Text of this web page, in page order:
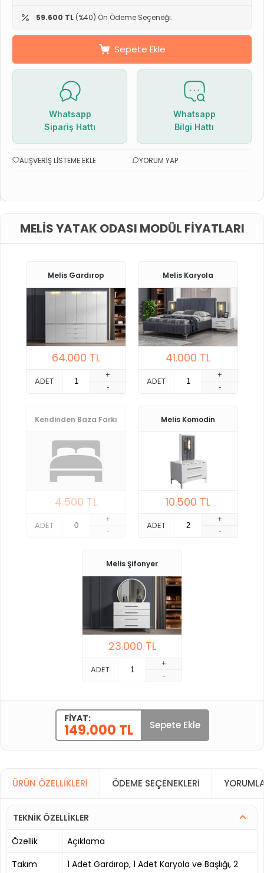
59.600 TL (%40) Ön Ödeme Seçeneği.
Sepete Ekle
Whatsapp
Sipariş Hattı
Whatsapp
Bilgi Hattı
ALIŞVERIŞ LISTEME EKLE YORUM YAP
MELIS YATAK ODASI MODÜL FIYATLARI
Melis Gardırop
64.000 TL
ADET
+
-
Melis Karyola
41.000 TL
ADET
+
-
Kendinden Baza Farkı
4.500 TL
ADET
+
-
Melis Komodin
10.500 TL
ADET
+
-
Melis Şifonyer
23.000 TL
ADET
+
-
FIYAT:
149.000 TL Sepete Ekle
ÜRÜN ÖZELLIKLERI ÖDEME SEÇENEKLERI
TEKNİK ÖZELLİKLER
Özellik
Açıklama
Takım
1 Adet Gardırop, 1 Adet Karyola ve Başlığı, 2